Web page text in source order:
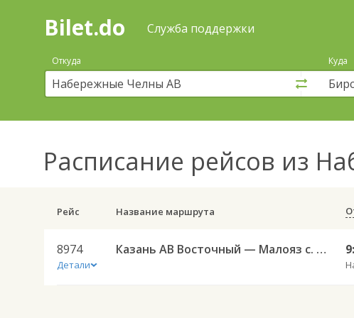
Поиск
покупка
билетов
автобус
онлайн
Bilet.do Служба поддержки
Откуда Куда
Расписание рейсов из
Рейс Название маршрута
8974
Детали
Казань АВ Восточный — Малояз с. КП 8974